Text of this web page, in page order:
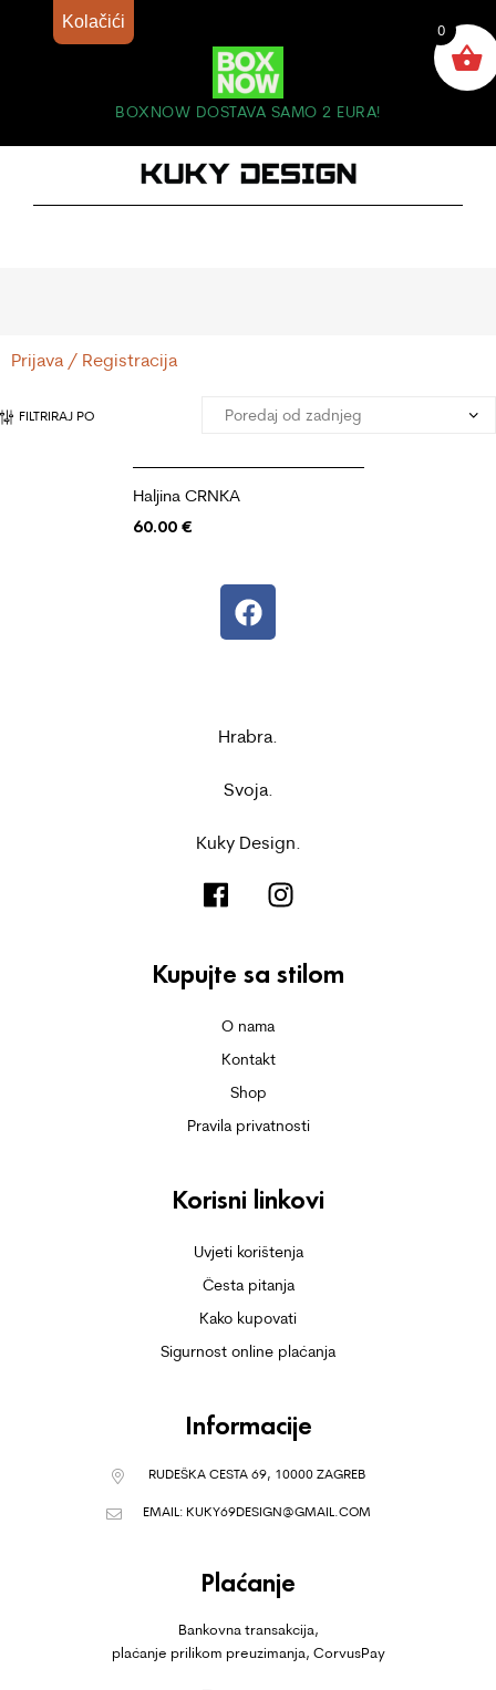
BOXNOW DOSTAVA SAMO 2 EURA!
Prijava / Registracija
FILTRIRAJ PO
Haljina CRNKA
60.00 €
Hrabra.
Svoja.
Kuky Design.
Kupujte sa stilom
O nama
Kontakt
Shop
Pravila privatnosti
Korisni linkovi
Uvjeti korištenja
Česta pitanja
Kako kupovati
Sigurnost online plaćanja
Informacije
RUDEŠKA CESTA 69, 10000 ZAGREB
EMAIL: KUKY69DESIGN@GMAIL.COM
Plaćanje
Bankovna transakcija,
plaćanje prilikom preuzimanja, CorvusPay
0
Kolačići